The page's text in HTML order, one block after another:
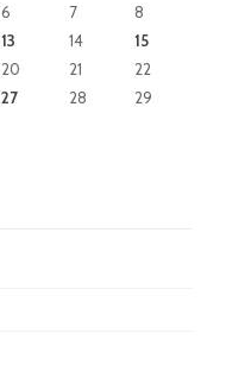
6 7
8
13 14
15
20 21
22
27 28
29